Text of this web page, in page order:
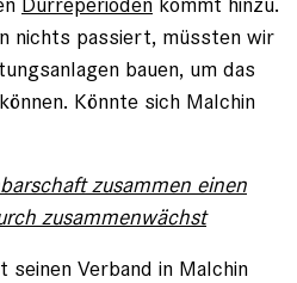
nichts passiert, müssten wir
bauen, um das
Könnte sich Malchin
zusammen einen
zusammenwächst
seinen Verband in Malchin